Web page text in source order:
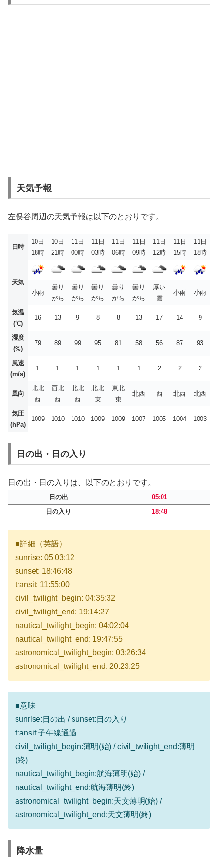
天気予報
左俣谷周辺の天気予報は以下のとおりです。
日時
10日
18時
10日
21時
11日
00時
11日
03時
11日
06時
11日
09時
11日
12時
11日
15時
11日
18時
天気
小雨
曇り
がち
曇り
がち
曇り
がち
曇り
がち
曇り
がち
厚い
雲
小雨 小雨
気温
(℃)
16 13 9 8 8 13 17 14 9
湿度
(%)
79 89 99 95 81 58 56 87 93
風速
(m/s)
1 1 1 1 1 1 2 2 2
風向
北北
西
西北
西
北北
西
北北
東
東北
東
北西 西 北西 北西
気圧
(hPa)
1009 1010 1010 1009 1009 1007 1005 1004 1003
日の出・日の入り
日の出・日の入りは、以下のとおりです。
日の出
05:01
日の入り
18:48
■詳細（英語）
sunrise: 05:03:12
sunset: 18:46:48
transit: 11:55:00
civil_twilight_begin: 04:35:32
civil_twilight_end: 19:14:27
nautical_twilight_begin: 04:02:04
nautical_twilight_end: 19:47:55
astronomical_twilight_begin: 03:26:34
astronomical_twilight_end: 20:23:25
■意味
sunrise:日の出 / sunset:日の入り
transit:子午線通過
civil_twilight_begin:薄明(始) / civil_twilight_end:薄明
(終)
nautical_twilight_begin:航海薄明(始) /
nautical_twilight_end:航海薄明(終)
astronomical_twilight_begin:天文薄明(始) /
astronomical_twilight_end:天文薄明(終)
降水量